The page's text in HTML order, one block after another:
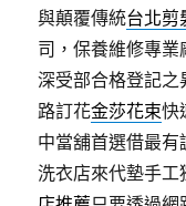
與顛覆傳統台北剪
司，保養維修專
深受部合格登記之
路訂花金莎花束快
中當舖首選借最有
洗衣店來代墊手